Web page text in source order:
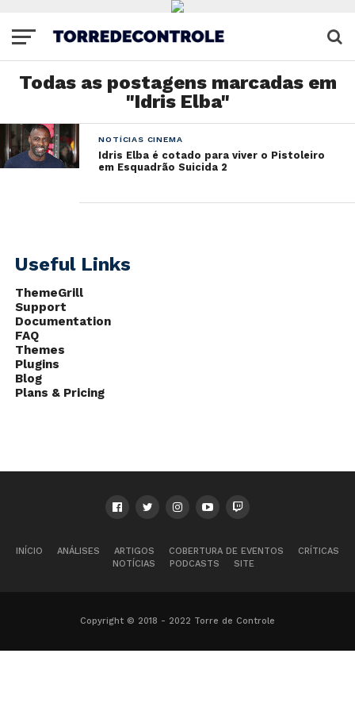
Todas as postagens marcadas em
"Idris Elba"
NOTÍCIAS CINEMA
Idris Elba é cotado para viver o Pistoleiro
em Esquadrão Suicida 2
Useful Links
ThemeGrill
Support
Documentation
FAQ
Themes
Plugins
Blog
Plans & Pricing
INÍCIO ANÁLISES ARTIGOS COBERTURA DE EVENTOS
CRÍTICAS
NOTÍCIAS
PODCASTS SITE
Copyright © 2018 - 2022 Torre de Controle